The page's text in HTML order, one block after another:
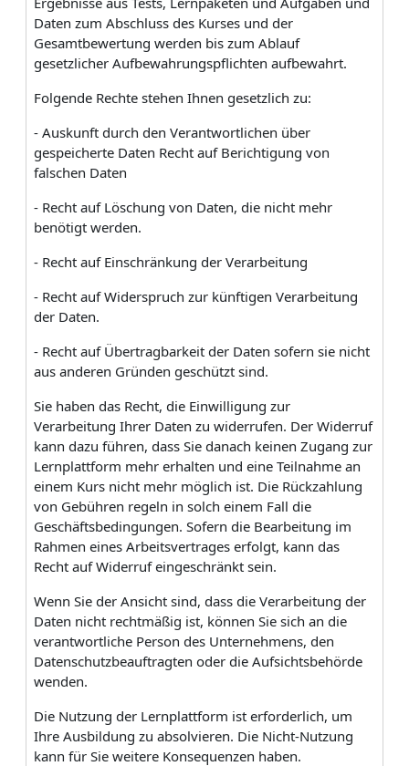
Daten zum Abschluss des Kurses und der
Gesamtbewertung werden bis zum Ablauf
gesetzlicher Aufbewahrungspflichten aufbewahrt.
Folgende Rechte stehen Ihnen gesetzlich zu:
- Auskunft durch den Verantwortlichen über
gespeicherte Daten Recht auf Berichtigung von
falschen Daten
- Recht auf Löschung von Daten, die nicht mehr
benötigt werden.
- Recht auf Einschränkung der Verarbeitung
- Recht auf Widerspruch zur künftigen Verarbeitung
der Daten.
- Recht auf Übertragbarkeit der Daten sofern sie nicht
aus anderen Gründen geschützt sind.
Sie haben das Recht, die Einwilligung zur
Verarbeitung Ihrer Daten zu widerrufen. Der Widerruf
kann dazu führen, dass Sie danach keinen Zugang zur
Lernplattform mehr erhalten und eine Teilnahme an
einem Kurs nicht mehr möglich ist. Die Rückzahlung
von Gebühren regeln in solch einem Fall die
Geschäftsbedingungen. Sofern die Bearbeitung im
Rahmen eines Arbeitsvertrages erfolgt, kann das
Recht auf Widerruf eingeschränkt sein.
Wenn Sie der Ansicht sind, dass die Verarbeitung der
Daten nicht rechtmäßig ist, können Sie sich an die
verantwortliche Person des Unternehmens, den
Datenschutzbeauftragten oder die Aufsichtsbehörde
wenden.
Die Nutzung der Lernplattform ist erforderlich, um
Ihre Ausbildung zu absolvieren. Die Nicht-Nutzung
kann für Sie weitere Konsequenzen haben.